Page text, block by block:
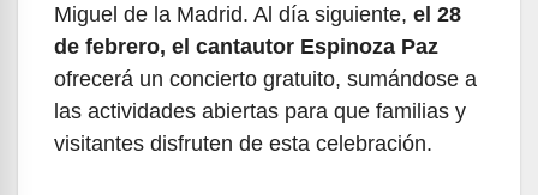
Miguel de la Madrid. Al día siguiente, el 28
de febrero, el cantautor Espinoza Paz
ofrecerá un concierto gratuito, sumándose a
las actividades abiertas para que familias y
visitantes disfruten de esta celebración.